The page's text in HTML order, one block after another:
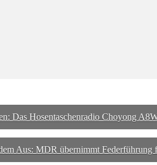
Das Hosentaschenradio Choyong
Aus: MDR übernimmt Federführung